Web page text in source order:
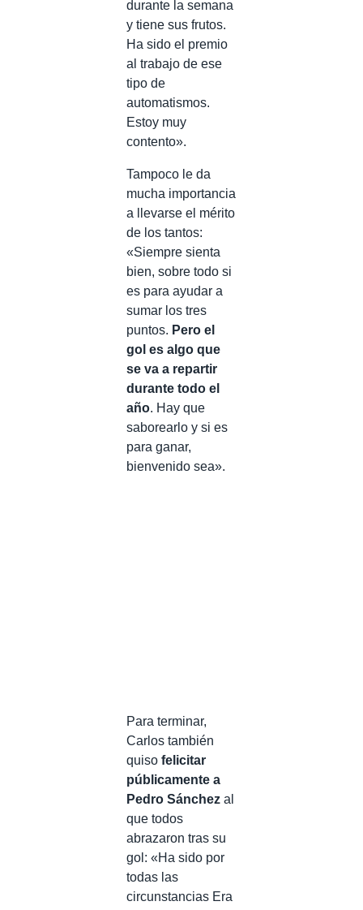
durante la semana
y tiene sus frutos.
Ha sido el premio
al trabajo de ese
tipo de
automatismos.
Estoy muy
contento».
Tampoco le da
mucha importancia
a llevarse el mérito
de los tantos:
«Siempre sienta
bien, sobre todo si
es para ayudar a
sumar los tres
puntos. Pero el
gol es algo que
se va a repartir
durante todo el
año. Hay que
saborearlo y si es
para ganar,
bienvenido sea».
Para terminar,
Carlos también
quiso felicitar
públicamente a
Pedro Sánchez al
que todos
abrazaron tras su
gol: «Ha sido por
todas las
circunstancias Era